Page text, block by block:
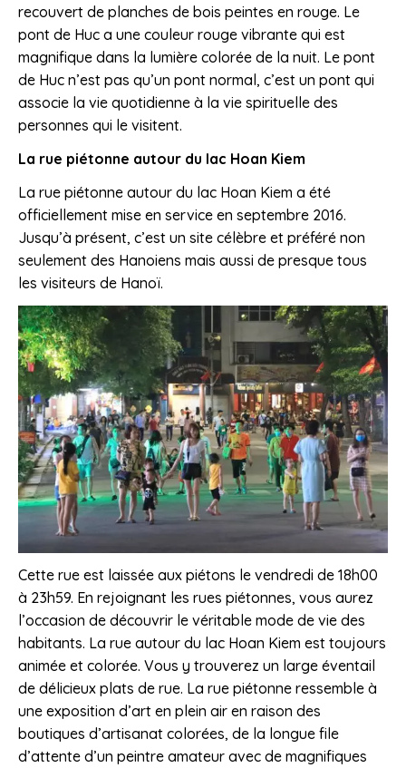
recouvert de planches de bois peintes en rouge. Le
pont de Huc a une couleur rouge vibrante qui est
magnifique dans la lumière colorée de la nuit. Le pont
de Huc n’est pas qu’un pont normal, c’est un pont qui
associe la vie quotidienne à la vie spirituelle des
personnes qui le visitent.
La rue piétonne autour du lac Hoan Kiem
La rue piétonne autour du lac Hoan Kiem a été
officiellement mise en service en septembre 2016.
Jusqu’à présent, c’est un site célèbre et préféré non
seulement des Hanoiens mais aussi de presque tous
les visiteurs de Hanoï.
Cette rue est laissée aux piétons le vendredi de 18h00
à 23h59. En rejoignant les rues piétonnes, vous aurez
l’occasion de découvrir le véritable mode de vie des
habitants. La rue autour du lac Hoan Kiem est toujours
animée et colorée. Vous y trouverez un large éventail
de délicieux plats de rue. La rue piétonne ressemble à
une exposition d’art en plein air en raison des
boutiques d’artisanat colorées, de la longue file
d’attente d’un peintre amateur avec de magnifiques